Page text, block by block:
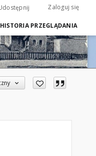
Zaloguj się
HISTORIA PRZEGLĄDANIA